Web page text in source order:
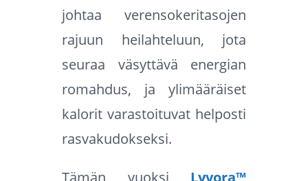
johtaa verensokeritasojen
rajuun heilahteluun, jota
seuraa väsyttävä energian
romahdus, ja ylimääräiset
kalorit varastoituvat helposti
rasvakudokseksi.
Tämän vuoksi Lyvora™